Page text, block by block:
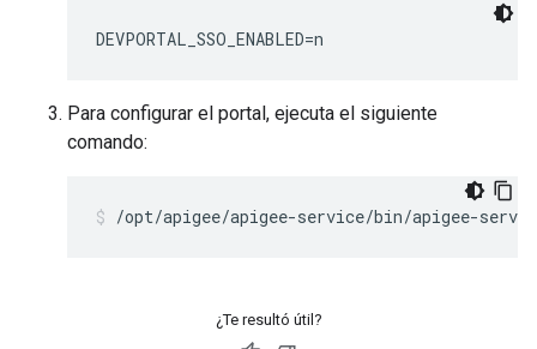
DEVPORTAL_SSO_ENABLED=n
Para configurar el portal, ejecuta el siguiente
comando:
/opt/apigee/apigee-service/bin/apigee-
¿Te resultó útil?